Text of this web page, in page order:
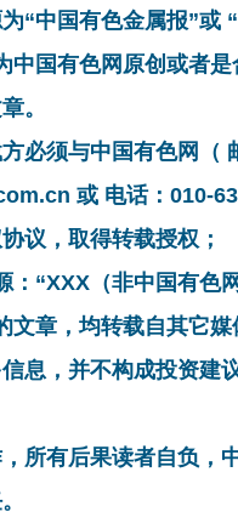
“中国有色金属报”或
中国有色网原创或者
。
必须与中国有色网（
或 电话：010-
议，取得转载授权；
：“XXX（非中国有色
文章，均转载自其它媒
息，并不构成投资建
所有后果读者自负，